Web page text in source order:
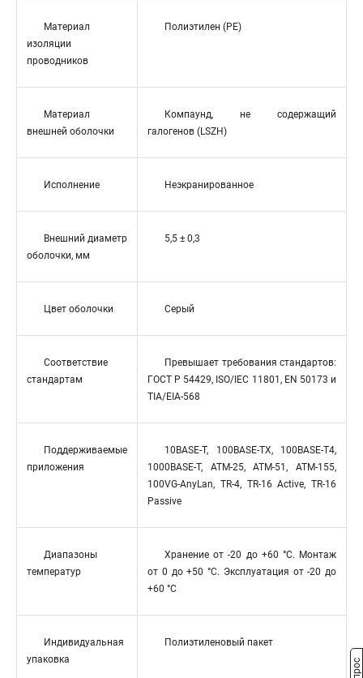
Материал
изоляции
проводников
Полиэтилен (PE)
Материал
внешней оболочки
Компаунд, не содержащий
галогенов (LSZH)
Исполнение Неэкранированное
Внешний диаметр
оболочки, мм
5,5 ± 0,3
Цвет оболочки Серый
Соответствие
стандартам
Превышает требования стандартов:
ГОСТ Р 54429, ISO/IEC 11801, EN 50173 и
TIA/EIA-568
Поддерживаемые
приложения
10BASE-T, 100BASE-TX, 100BASE-T4,
1000BASE-T, ATM-25, ATM-51, ATM-155,
100VG-AnyLan, TR-4, TR-16 Active, TR-16
Passive
Диапазоны
температур
Хранение от -20 до +60 °C. Монтаж
от 0 до +50 °C. Эксплуатация от -20 до
+60 °C
Индивидуальная
упаковка
Полиэтиленовый пакет